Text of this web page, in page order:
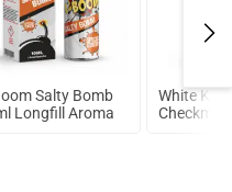
Salty Bomb
Longfill Aroma
White